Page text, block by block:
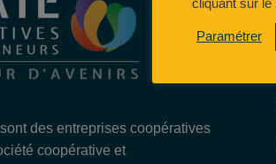
des entreprises coopératives
coopérative et
cliquant sur le
Paramétrer